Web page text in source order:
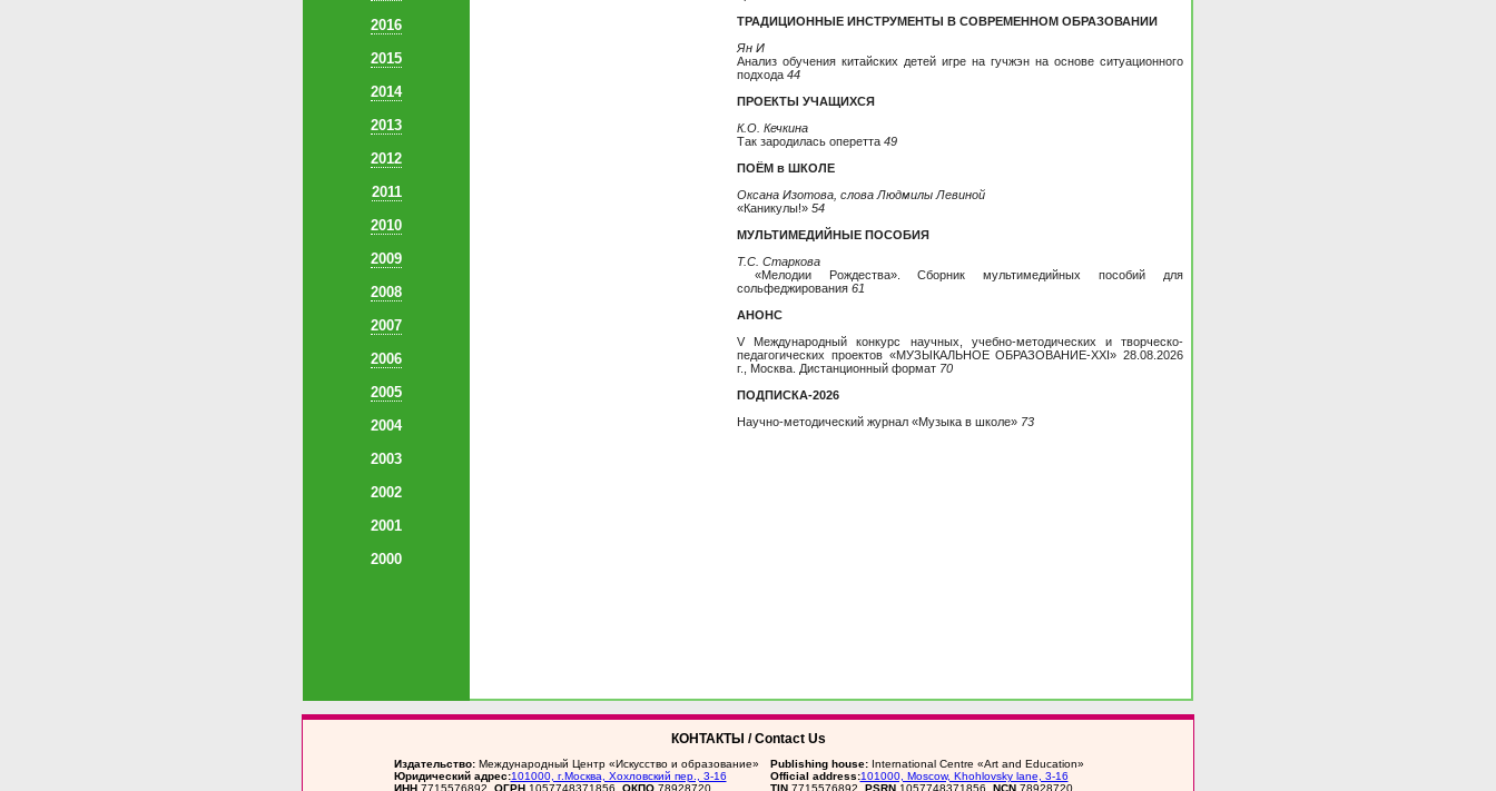
2016
2015
2014
2013
2012
2011
2010
2009
2008
2007
2006
2005
2004
2003
2002
2001
2000
ТРАДИЦИОННЫЕ ИНСТРУМЕНТЫ В СОВРЕМЕННОМ ОБРАЗОВАНИИ
Ян И
Анализ обучения китайских детей игре на гучжэн на основе ситуационного
подхода 44
ПРОЕКТЫ УЧАЩИХСЯ
К.О. Кечкина
Так зародилась оперетта 49
ПОЁМ в ШКОЛЕ
Оксана Изотова, слова Людмилы Левиной
«Каникулы!» 54
МУЛЬТИМЕДИЙНЫЕ ПОСОБИЯ
Т.С. Старкова
«Мелодии Рождества». Сборник мультимедийных пособий для
сольфеджирования 61
АНОНС
V Международный конкурс научных, учебно-методических и творческо-
педагогических проектов «МУЗЫКАЛЬНОЕ ОБРАЗОВАНИЕ-XXI» 28.08.2026
г., Москва. Дистанционный формат 70
ПОДПИСКА-2026
Научно-методический журнал «Музыка в школе» 73
КОНТАКТЫ / Contact Us
Издательство:Международный Центр «Искусство и образование»
Юридический адрес:101000, г.Москва, Хохловский пер., 3-16
ИНН7715576892, ОГРН1057748371856, ОКПО78928720
Publishing house: International Centre «Art and Education»
Official address:101000, Moscow, Khohlovsky lane, 3-16
TIN7715576892, PSRN1057748371856, NCN78928720